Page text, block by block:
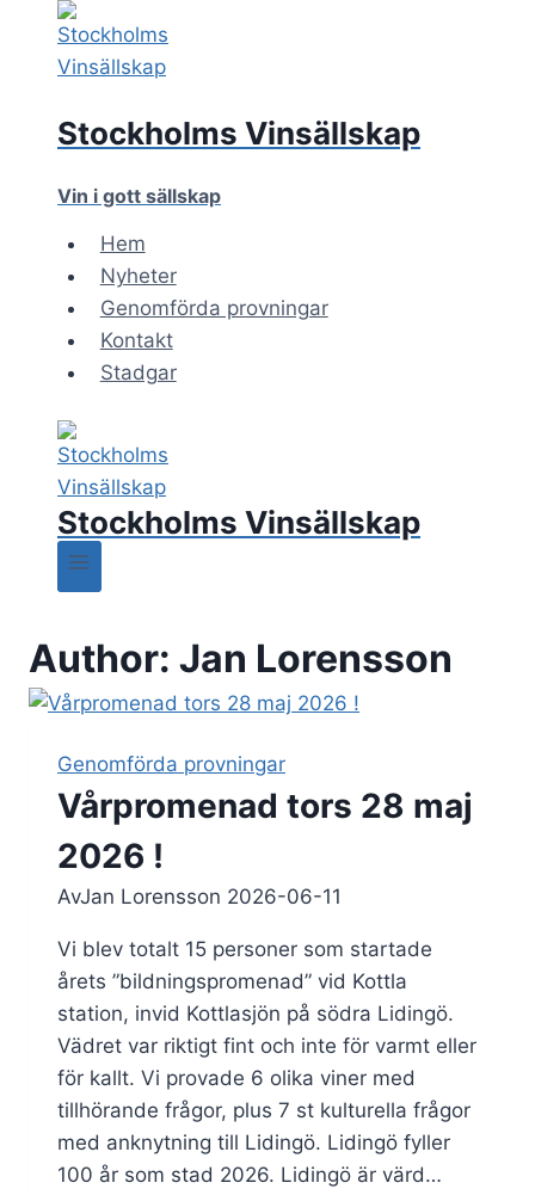
content
Stockholms Vinsällskap
Vin i gott sällskap
Hem
Nyheter
Genomförda provningar
Kontakt
Stadgar
Stockholms Vinsällskap
Author: Jan Lorensson
Genomförda provningar
Vårpromenad tors 28 maj
2026 !
AvJan Lorensson 2026-06-11
Vi blev totalt 15 personer som startade
årets ”bildningspromenad” vid Kottla
station, invid Kottlasjön på södra Lidingö.
Vädret var riktigt fint och inte för varmt eller
för kallt. Vi provade 6 olika viner med
tillhörande frågor, plus 7 st kulturella frågor
med anknytning till Lidingö. Lidingö fyller
100 år som stad 2026. Lidingö är värd…